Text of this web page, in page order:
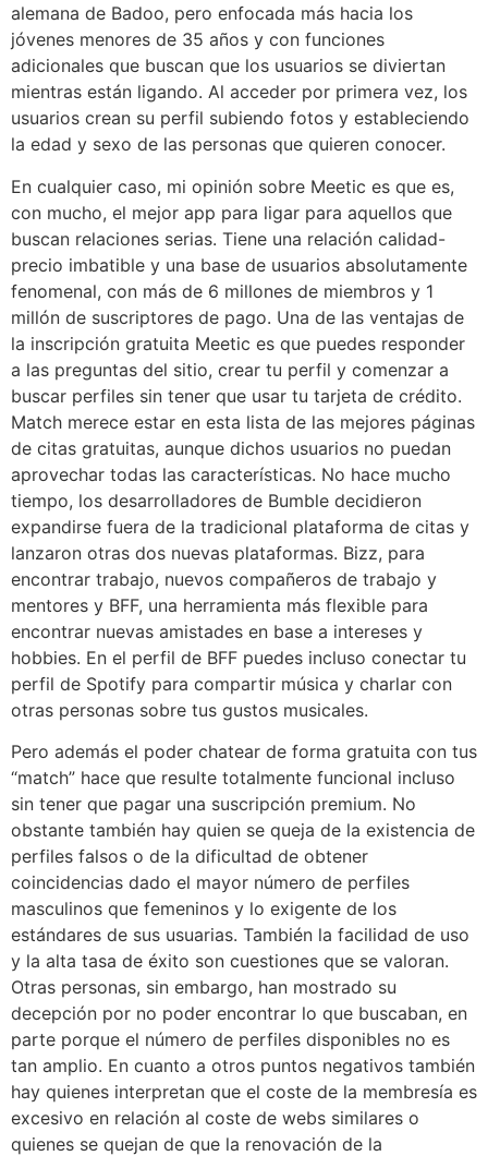
alemana de Badoo, pero enfocada más hacia los
jóvenes menores de 35 años y con funciones
adicionales que buscan que los usuarios se diviertan
mientras están ligando. Al acceder por primera vez, los
usuarios crean su perfil subiendo fotos y estableciendo
la edad y sexo de las personas que quieren conocer.
En cualquier caso, mi opinión sobre Meetic es que es,
con mucho, el mejor app para ligar para aquellos que
buscan relaciones serias. Tiene una relación calidad-
precio imbatible y una base de usuarios absolutamente
fenomenal, con más de 6 millones de miembros y 1
millón de suscriptores de pago. Una de las ventajas de
la inscripción gratuita Meetic es que puedes responder
a las preguntas del sitio, crear tu perfil y comenzar a
buscar perfiles sin tener que usar tu tarjeta de crédito.
Match merece estar en esta lista de las mejores páginas
de citas gratuitas, aunque dichos usuarios no puedan
aprovechar todas las características. No hace mucho
tiempo, los desarrolladores de Bumble decidieron
expandirse fuera de la tradicional plataforma de citas y
lanzaron otras dos nuevas plataformas. Bizz, para
encontrar trabajo, nuevos compañeros de trabajo y
mentores y BFF, una herramienta más flexible para
encontrar nuevas amistades en base a intereses y
hobbies. En el perfil de BFF puedes incluso conectar tu
perfil de Spotify para compartir música y charlar con
otras personas sobre tus gustos musicales.
Pero además el poder chatear de forma gratuita con tus
“match” hace que resulte totalmente funcional incluso
sin tener que pagar una suscripción premium. No
obstante también hay quien se queja de la existencia de
perfiles falsos o de la dificultad de obtener
coincidencias dado el mayor número de perfiles
masculinos que femeninos y lo exigente de los
estándares de sus usuarias. También la facilidad de uso
y la alta tasa de éxito son cuestiones que se valoran.
Otras personas, sin embargo, han mostrado su
decepción por no poder encontrar lo que buscaban, en
parte porque el número de perfiles disponibles no es
tan amplio. En cuanto a otros puntos negativos también
hay quienes interpretan que el coste de la membresía es
excesivo en relación al coste de webs similares o
quienes se quejan de que la renovación de la